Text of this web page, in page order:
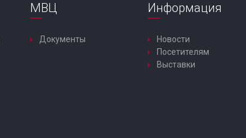
МВЦ
Документы
Информация
Новости
Посетителям
Выставки